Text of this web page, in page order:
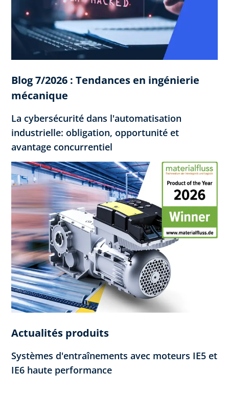
Blog 7/2026 : Tendances en ingénierie
mécanique
La cybersécurité dans l'automatisation
industrielle: obligation, opportunité et
avantage concurrentiel
Actualités produits
Systèmes d'entraînements avec moteurs IE5 et
IE6 haute performance